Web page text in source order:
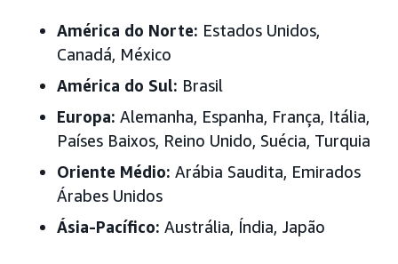
América do Norte: Estados Unidos,
Canadá, México
América do Sul: Brasil
Europa: Alemanha, Espanha, França, Itália,
Países Baixos, Reino Unido, Suécia, Turquia
Oriente Médio: Arábia Saudita, Emirados
Árabes Unidos
Ásia-Pacífico: Austrália, Índia, Japão